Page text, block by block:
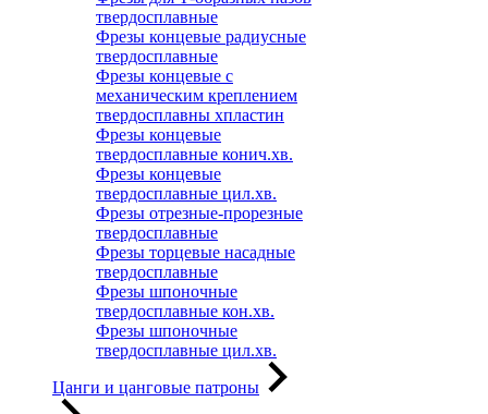
твердосплавные
Фрезы концевые радиусные
твердосплавные
Фрезы концевые с
механическим креплением
твердосплавны хпластин
Фрезы концевые
твердосплавные конич.хв.
Фрезы концевые
твердосплавные цил.хв.
Фрезы отрезные-прорезные
твердосплавные
Фрезы торцевые насадные
твердосплавные
Фрезы шпоночные
твердосплавные кон.хв.
Фрезы шпоночные
твердосплавные цил.хв.
Цанги и цанговые патроны